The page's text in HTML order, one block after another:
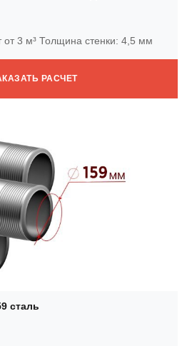
3 м³ Толщина стенки: 4,5 мм
РАСЧЕТ
сталь